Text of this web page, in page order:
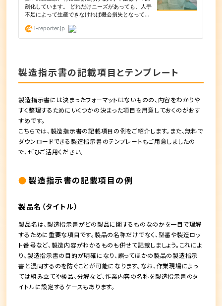
製造指示書の記載項目とテンプレート
製造指示書には決まったフォーマットはないものの、内容をわかりや
すく整理するためにいくつかの決まった項目を用意しておくのがおす
すめです。
こちらでは、製造指示書の記載項目の例をご紹介します。また、無料で
ダウンロードできる製造指示書のテンプレートもご用意しましたの
で、ぜひご活用ください。
製造指示書の記載項目の例
製品名（タイトル）
製品名は、製造指示書がどの製品に関するものなのかを一目で理解
するために重要な項目です。製品の名称だけでなく、型番や製造ロッ
ト番号など、製造内容がわかるものも併せて記載しましょう。これによ
り、製造指示書の目的が明確になり、誤ってほかの製品の製造指示
書と混同するのを防ぐことが可能になります。なお、作業現場によっ
ては組み立てや検品、分解など、作業内容の名称を製造指示書のタ
イトルに設定するケースもあります。